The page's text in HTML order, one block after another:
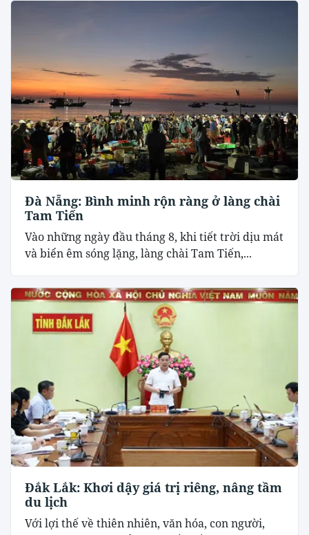
Đà Nẵng: Bình minh rộn ràng ở làng chài
Tam Tiến
Vào những ngày đầu tháng 8, khi tiết trời dịu mát
và biển êm sóng lặng, làng chài Tam Tiến,...
Đắk Lắk: Khơi dậy giá trị riêng, nâng tầm
du lịch
Với lợi thế về thiên nhiên, văn hóa, con người,